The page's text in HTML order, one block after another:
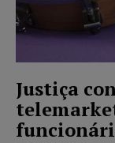
Justiça